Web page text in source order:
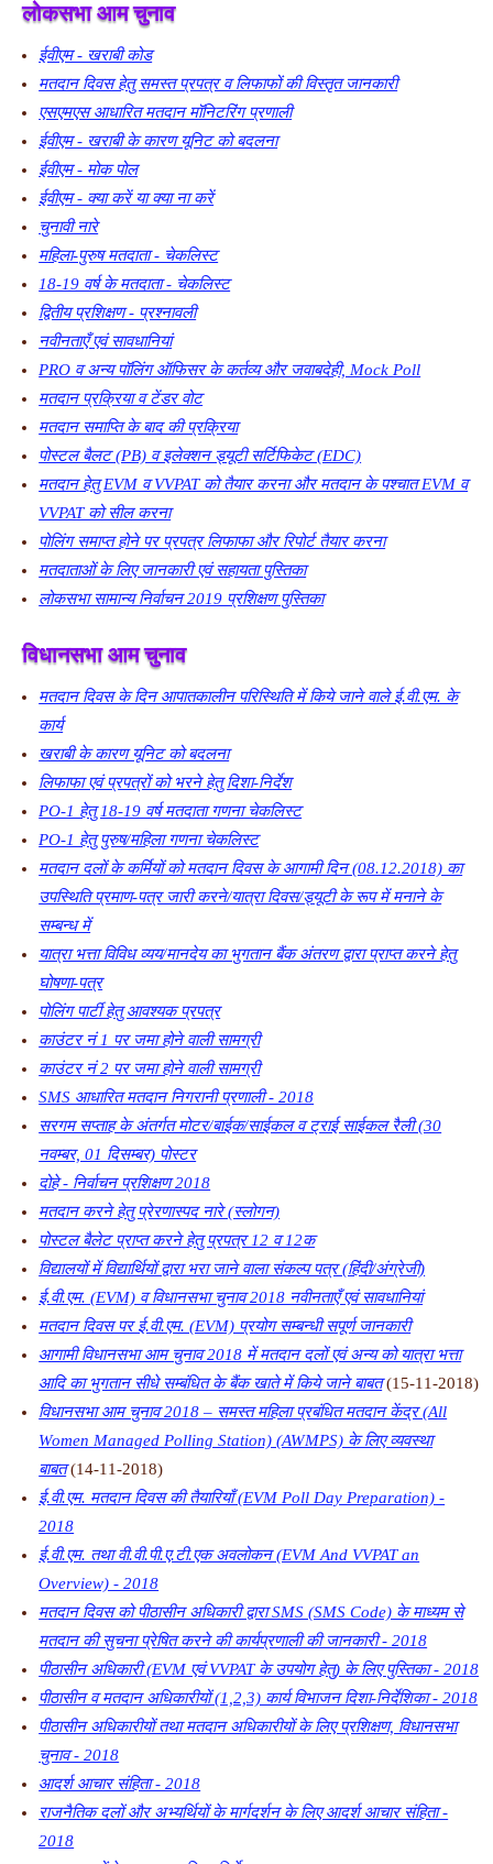
लोकसभा आम चुनाव
ईवीएम - खराबी कोड
मतदान दिवस हेतु समस्त प्रपत्र व लिफाफों की विस्तृत जानकारी
एसएमएस आधारित मतदान मॉनिटरिंग प्रणाली
ईवीएम - खराबी के कारण यूनिट को बदलना
ईवीएम - मोक पोल
ईवीएम - क्या करें या क्या ना करें
चुनावी नारे
महिला-पुरुष मतदाता - चेकलिस्ट
18-19 वर्ष के मतदाता - चेकलिस्ट
द्वितीय प्रशिक्षण - प्रश्नावली
नवीनताएँ एवं सावधानियां
PRO व अन्य पॉलिंग ऑफिसर के कर्तव्य और जवाबदेही, Mock Poll
मतदान प्रक्रिया व टेंडर वोट
मतदान समाप्ति के बाद की प्रक्रिया
पोस्टल बैलट (PB) व इलेक्शन ड्यूटी सर्टिफिकेट (EDC)
मतदान हेतु EVM व VVPAT को तैयार करना और मतदान के पश्चात EVM व
VVPAT को सील करना
पोलिंग समाप्त होने पर प्रपत्र लिफाफा और रिपोर्ट तैयार करना
मतदाताओं के लिए जानकारी एवं सहायता पुस्तिका
लोकसभा सामान्य निर्वाचन 2019 प्रशिक्षण पुस्तिका
विधानसभा आम चुनाव
मतदान दिवस के दिन आपातकालीन परिस्थिति में किये जाने वाले ई.वी.एम. के
कार्य
खराबी के कारण यूनिट को बदलना
लिफाफा एवं प्रपत्रों को भरने हेतु दिशा-निर्देश
PO-1 हेतु 18-19 वर्ष मतदाता गणना चेकलिस्ट
PO-1 हेतु पुरुष/महिला गणना चेकलिस्ट
मतदान दलों के कर्मियों को मतदान दिवस के आगामी दिन (08.12.2018) का
उपस्थिति प्रमाण-पत्र जारी करने/यात्रा दिवस/ड्यूटी के रूप में मनाने के
सम्बन्ध में
यात्रा भत्ता विविध व्यय/मानदेय का भुगतान बैंक अंतरण द्वारा प्राप्त करने हेतु
घोषणा-पत्र
पोलिंग पार्टी हेतु आवश्यक प्रपत्र
काउंटर नं 1 पर जमा होने वाली सामग्री
काउंटर नं 2 पर जमा होने वाली सामग्री
SMS आधारित मतदान निगरानी प्रणाली - 2018
सरगम सप्ताह के अंतर्गत मोटर/बाईक/साईकल व ट्राई साईकल रैली (30
नवम्बर, 01 दिसम्बर) पोस्टर
दोहे - निर्वाचन प्रशिक्षण 2018
मतदान करने हेतु प्रेरणास्पद नारे (स्लोगन)
पोस्टल बैलेट प्राप्त करने हेतु प्रपत्र 12 व 12क
विद्यालयों में विद्यार्थियों द्वारा भरा जाने वाला संकल्प पत्र (हिंदी/अंग्रेजी)
ई.वी.एम. (EVM) व विधानसभा चुनाव 2018 नवीनताएँ एवं सावधानियां
मतदान दिवस पर ई.वी.एम. (EVM) प्रयोग सम्बन्धी सपूर्ण जानकारी
आगामी विधानसभा आम चुनाव 2018 में मतदान दलों एवं अन्य को यात्रा भत्ता
आदि का भुगतान सीधे सम्बंधित के बैंक खाते में किये जाने बाबत(15-11-2018)
विधानसभा आम चुनाव 2018 – समस्त महिला प्रबंधित मतदान केंद्र (All
Women Managed Polling Station) (AWMPS) के लिए व्यवस्था
बाबत(14-11-2018)
ई.वी.एम. मतदान दिवस की तैयारियाँ (EVM Poll Day Preparation) -
2018
ई.वी.एम. तथा वी.वी.पी.ए.टी.एक अवलोकन (EVM And VVPAT an
Overview) - 2018
मतदान दिवस को पीठासीन अधिकारी द्वारा SMS (SMS Code) के माध्यम से
मतदान की सुचना प्रेषित करने की कार्यप्रणाली की जानकारी - 2018
पीठासीन अधिकारी (EVM एवं VVPAT के उपयोग हेतु) के लिए पुस्तिका - 2018
पीठासीन व मतदान अधिकारीयों (1,2,3) कार्य विभाजन दिशा-निर्देशिका - 2018
पीठासीन अधिकारीयों तथा मतदान अधिकारीयों के लिए प्रशिक्षण, विधानसभा
चुनाव - 2018
आदर्श आचार संहिता - 2018
राजनैतिक दलों और अभ्यर्थियों के मार्गदर्शन के लिए आदर्श आचार संहिता -
2018